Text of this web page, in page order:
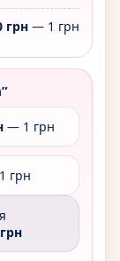
грн— 1 грн
— 1 грн
грн